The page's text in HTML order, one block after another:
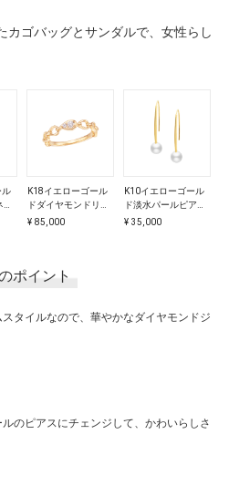
カゴバッグとサンダルで、女性らし
ポイント
タイルなので、華やかなダイヤモンドジ
のピアスにチェンジして、かわいらしさ
ル
K18イエローゴール
ドダイヤモンドリン
グ
¥ 85,000
K10イエローゴール
ド淡水パールピアス
（7.5mm）
¥ 35,000